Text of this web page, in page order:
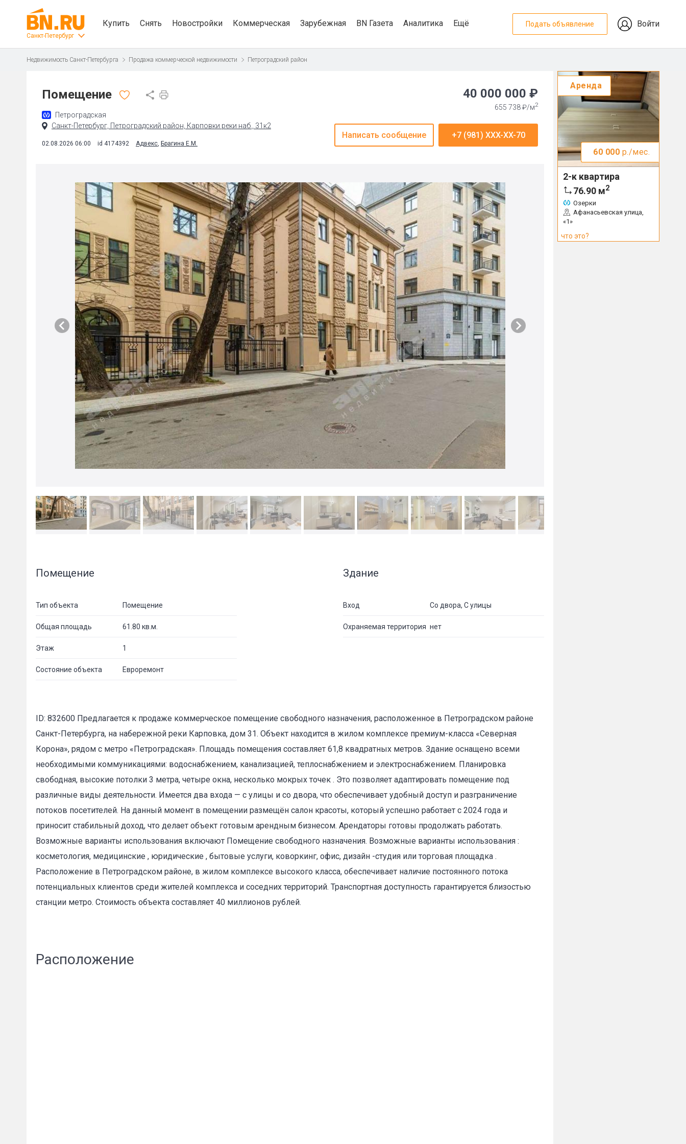
Санкт-Петербург
Купить Снять Новостройки Коммерческая Зарубежная BN Газета Аналитика Ещё Подать объявление Войти
Недвижимость Санкт-Петербурга Продажа коммерческой недвижимости Петроградский район
Помещение
Петроградская
Санкт-Петербург, Петроградский район, Карповки реки наб., 31к2
02.08.2026 06:00 id 4174392 Адвекс, Брагина Е.М.
40 000 000 ₽
655 738 ₽/м2
Написать сообщение +7 (981) XXX-XX-70
Помещение
Тип объекта Помещение
Общая площадь 61.80 кв.м.
Этаж 1
Состояние объекта Евроремонт
Здание
Вход Со двора, С улицы
Охраняемая территория нет
ID: 832600 Предлагается к продаже коммерческое помещение свободного назначения, расположенное в Петроградском районе
Санкт-Петербурга, на набережной реки Карповка, дом 31. Объект находится в жилом комплексе премиум-класса «Северная
Корона», рядом с метро «Петроградская». Площадь помещения составляет 61,8 квадратных метров. Здание оснащено всеми
необходимыми коммуникациями: водоснабжением, канализацией, теплоснабжением и электроснабжением. Планировка
свободная, высокие потолки 3 метра, четыре окна, несколько мокрых точек . Это позволяет адаптировать помещение под
различные виды деятельности. Имеется два входа — с улицы и со двора, что обеспечивает удобный доступ и разграничение
потоков посетителей. На данный момент в помещении размещён салон красоты, который успешно работает с 2024 года и
приносит стабильный доход, что делает объект готовым арендным бизнесом. Арендаторы готовы продолжать работать.
Возможные варианты использования включают Помещение свободного назначения. Возможные варианты использования :
косметология, медицинские , юридические , бытовые услуги, коворкинг, офис, дизайн -студия или торговая площадка .
Расположение в Петроградском районе, в жилом комплексе высокого класса, обеспечивает наличие постоянного потока
потенциальных клиентов среди жителей комплекса и соседних территорий. Транспортная доступность гарантируется близостью
станции метро. Стоимость объекта составляет 40 миллионов рублей.
Расположение
Пожаловаться на объявление
E-mail*
✕
Аренда
60 000 р./мес.
2-к квартира
76.90 м2
Озерки
Афанасьевская улица,
«1»
что это?